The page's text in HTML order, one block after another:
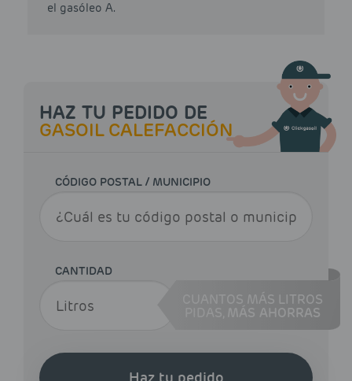
el gasóleo A.
HAZ TU PEDIDO DE
GASOIL CALEFACCIÓN
CÓDIGO POSTAL / MUNICIPIO
CANTIDAD
CUANTOS MÁS LITROS
MÁS AHORRAS